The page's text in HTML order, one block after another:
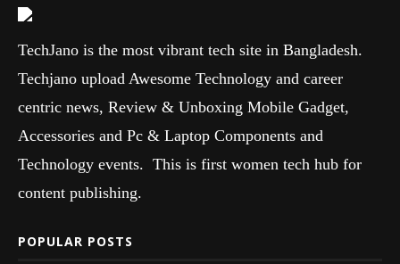
TechJano is the most vibrant tech site in Bangladesh.
Techjano upload Awesome Technology and career
centric news, Review & Unboxing Mobile Gadget,
Accessories and Pc & Laptop Components and
Technology events. This is first women tech hub for
content publishing.
POPULAR POSTS